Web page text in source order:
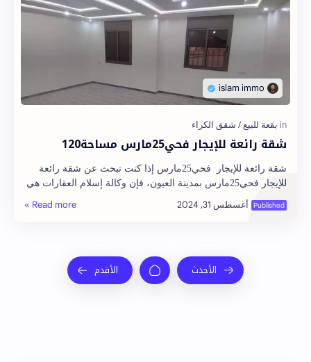
شقة رائعة للإيجار فحي25مارس مساحة120
شقة رائعة للإيجار فحي25مارس إذا كنت تبحث عن شقة رائعة
للإيجار فحي25مارس بمدينة العيون، فإن وكالة إسلام العقارات هي
الخيار الأمثل لك. نحن نقدم مجم…